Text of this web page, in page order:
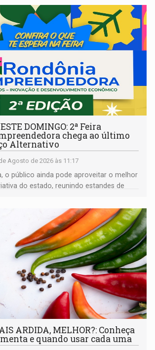
DOMINGO: 2ª Feira
chega ao último
Alternativo
Agosto de 2026 às 11:17
o público ainda pode aproveitar o melhor
do estado, reunindo estandes de
ARDIDA, MELHOR?: Conheça
e quando usar cada uma